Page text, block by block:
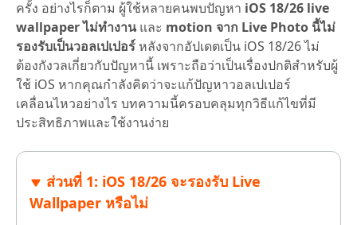
ครั้ง อย่างไรก็ตาม ผู้ใช้หลายคนพบปัญหา iOS 18/26 live
wallpaper ไม่ทำงานและ motion จาก Live Photo นี้ไม่
รองรับเป็นวอลเปเปอร์ หลังจากอัปเดตเป็น iOS 18/26 ไม่
ต้องกังวลเกี่ยวกับปัญหานี้ เพราะถือว่าเป็นเรื่องปกติสำหรับผู้
ใช้ iOS หากคุณกำลังคิดว่าจะแก้ปัญหาวอลเปเปอร์
เคลื่อนไหวอย่างไร บทความนี้ครอบคลุมทุกวิธีแก้ไขที่มี
ประสิทธิภาพและใช้งานง่าย
ส่วนที่ 1: iOS 18/26 จะรองรับ Live
Wallpaper หรือไม่